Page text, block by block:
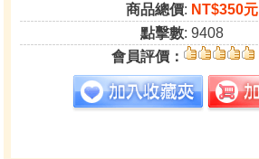
商品總價: NT$350元
點擊數: 9408
會員評價：